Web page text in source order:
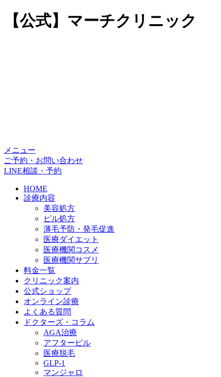
【公式】マーチクリニック
メニュー
ご予約・お問い合わせ
LINE相談・予約
HOME
診療内容
美容処方
ピル処方
薄毛予防・発毛促進
医療ダイエット
医療機関コスメ
医療機関サプリ
料金一覧
クリニック案内
公式ショップ
オンライン診療
よくある質問
ドクターズ・コラム
AGA治療
アフターピル
医療脱毛
GLP-1
マンジャロ